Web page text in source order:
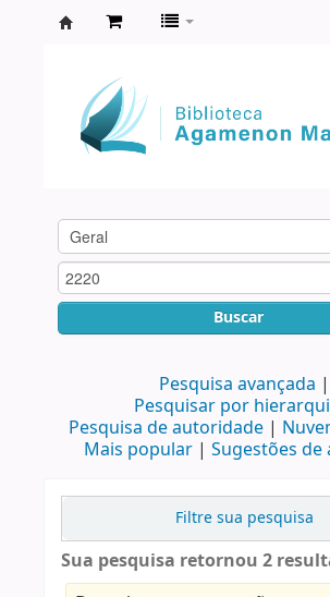
Agamenon
Magalhães
Buscar
Pesquisa avançada
Pesquisar por
Pesquisa de autoridade
Mais popular
Sugestões de
Filtre sua pesquisa
Sua pesquisa retornou 2